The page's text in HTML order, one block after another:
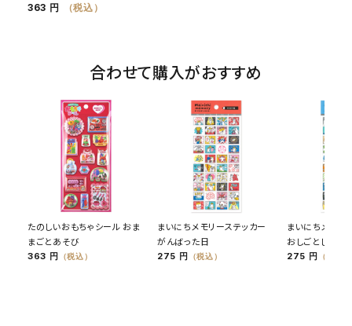
363 円 （税込）
合わせて購入がおすすめ
たのしいおもちゃシール おま
まごとあそび
363 円 （税込）
まいにちメモリーステッカー
がんばった日
275 円 （税込）
まいにちメモリ
おしごとした日
275 円 （税込）